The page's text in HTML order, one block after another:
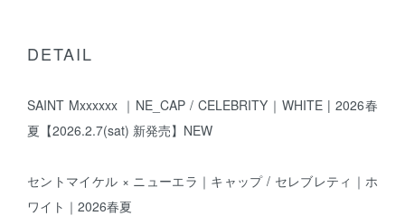
DETAIL
SAINT Mxxxxxx ｜NE_CAP / CELEBRITY｜WHITE | 2026春
夏【2026.2.7(sat) 新発売】NEW
セントマイケル × ニューエラ｜キャップ / セレブレティ｜ホ
ワイト｜2026春夏